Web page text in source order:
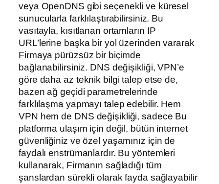
veya OpenDNS gibi seçenekli ve küresel
sunucularla farklılaştırabilirsiniz. Bu
vasıtayla, kısıtlanan ortamların IP
URL’lerine başka bir yol üzerinden vararak
Firmaya pürüzsüz bir biçimde
bağlanabilirsiniz. DNS değişikliği, VPN’e
göre daha az teknik bilgi talep etse de,
bazen ağ geçidi parametrelerinde
farklılaşma yapmayı talep edebilir. Hem
VPN hem de DNS değişikliği, sadece Bu
platforma ulaşım için değil, bütün internet
güvenliğiniz ve özel yaşamınız için de
faydalı enstrümanlardır. Bu yöntemleri
kullanarak, Firmanın sağladığı tüm
şanslardan sürekli olarak fayda sağlayabilir